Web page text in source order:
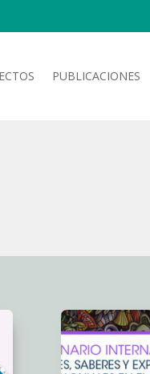
PUBLICACIONES